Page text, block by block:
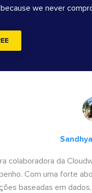
we never
colaboradora da
Com uma forte
baseadas em